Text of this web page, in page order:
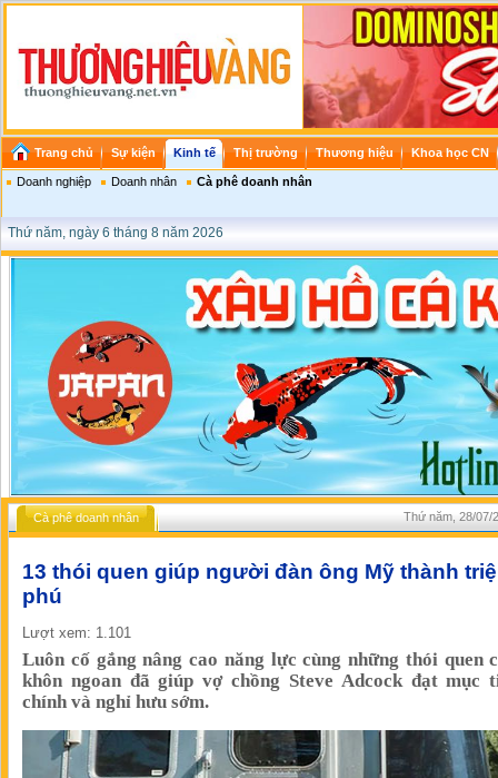
Trang chủ Sự kiện Kinh tế Thị trường Thương hiệu Khoa học CN
Doanh nghiệp Doanh nhân Cà phê doanh nhân
Thứ năm, ngày 6 tháng 8 năm 2026
Cà phê doanh nhân Thứ năm, 28/07/
13 thói quen giúp người đàn ông Mỹ thành
phú
Lượt xem: 1.101
Luôn cố gắng nâng cao năng lực cùng những thói quen
khôn ngoan đã giúp vợ chồng Steve Adcock đạt mục
chính và nghỉ hưu sớm.